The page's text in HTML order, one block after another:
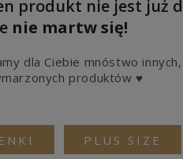
produkt nie jest już
nie martw się!
dla Ciebie mnóstwo innych,
produktów ♥
PLUS SIZE